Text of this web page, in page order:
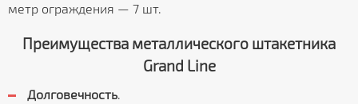
метр ограждения — 7 шт.
Преимущества металлического штакетника
Grand Line
Долговечность.